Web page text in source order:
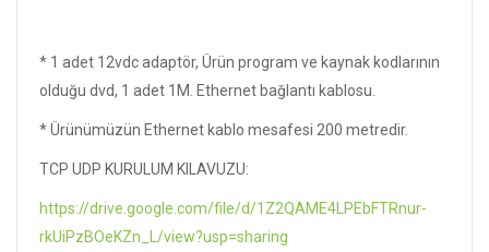
* 1 adet 12vdc adaptör, Ürün program ve kaynak kodlarının
olduğu dvd, 1 adet 1M. Ethernet bağlantı kablosu.
* Ürünümüzün Ethernet kablo mesafesi 200 metredir.
TCP UDP KURULUM KILAVUZU:
https://drive.google.com/file/d/1Z2QAME4LPEbFTRnur-
rkUiPzBOeKZn_L/view?usp=sharing